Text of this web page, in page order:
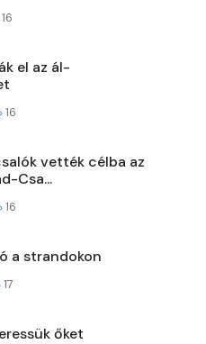
16
el az ál-
16
vették célba az
Csa...
16
a strandokon
17
őket